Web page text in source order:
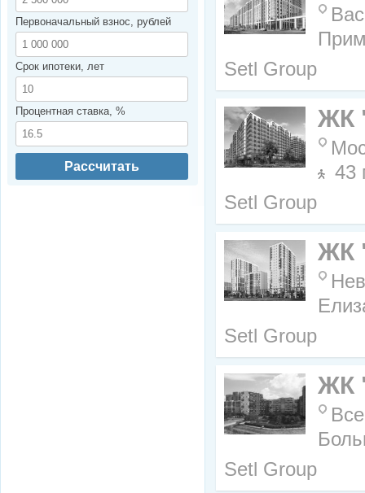
Setl Group
ЖК
43
Setl Group
ЖК
Setl Group
ЖК
Setl Group
Первоначальный взнос, рублей
Срок ипотеки, лет
Процентная ставка, %
Рассчитать